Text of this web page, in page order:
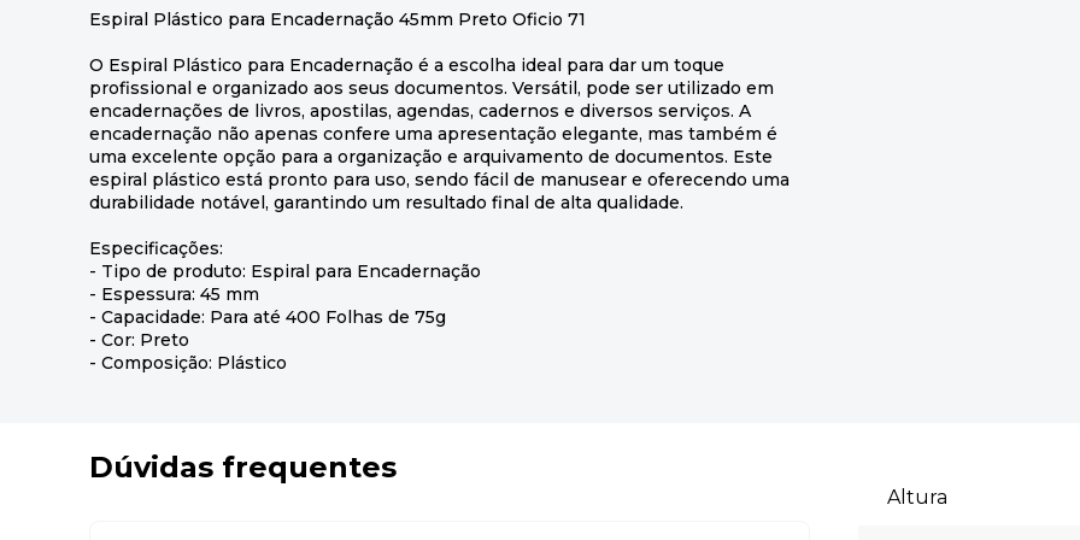
Espiral Plástico para Encadernação 45mm Preto Oficio 71
O Espiral Plástico para Encadernação é a escolha ideal para dar um toque
profissional e organizado aos seus documentos. Versátil, pode ser utilizado em
encadernações de livros, apostilas, agendas, cadernos e diversos serviços. A
encadernação não apenas confere uma apresentação elegante, mas também é
uma excelente opção para a organização e arquivamento de documentos. Este
espiral plástico está pronto para uso, sendo fácil de manusear e oferecendo uma
durabilidade notável, garantindo um resultado final de alta qualidade.
Especificações:
- Tipo de produto: Espiral para Encadernação
- Espessura: 45 mm
- Capacidade: Para até 400 Folhas de 75g
- Cor: Preto
- Composição: Plástico
Dúvidas frequentes
Altura